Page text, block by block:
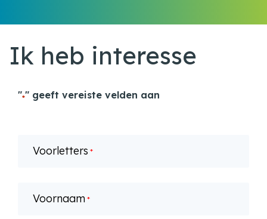
Ik heb interesse
"*" geeft vereiste velden aan
Voorletters *
Voornaam *